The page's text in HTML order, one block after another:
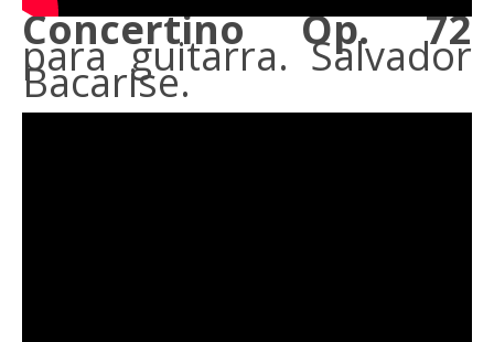
Concertino Op. 72
para guitarra. Salvador
Bacarise.